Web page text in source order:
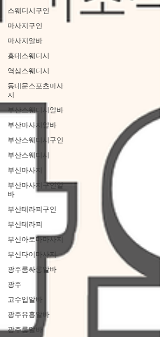
스웨디시구인
마사지구인
마사지알바
홍대스웨디시
역삼스웨디시
동대문스포츠마사
지
부산스웨디시알바
부산마사지알바
부산스웨디시구인
부산스웨디시
부신마사지
부산마사지구인알
바
부산테라피구인
부산테라피
부산아로마마사지
부산타이마사지
광주룸싸롱알바
광주
고수입알바
광주유흥알바
광주룸알바